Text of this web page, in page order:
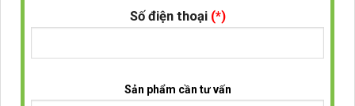
Số điện thoại (*)
Sản phẩm cần tư vấn